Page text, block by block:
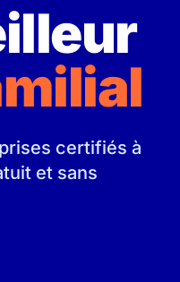
certifiés à
et sans